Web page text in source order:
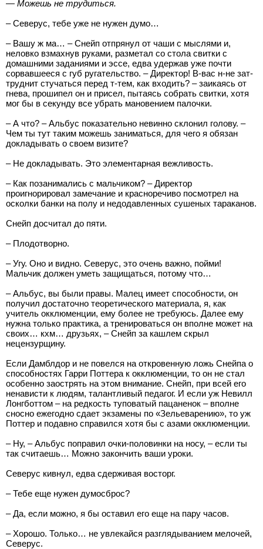
— Можешь не трудиться.
– Северус, тебе уже не нужен думо…
– Вашу ж ма… – Снейп отпрянул от чаши с мыслями и,
неловко взмахнув руками, разметал со стола свитки с
домашними заданиями и эссе, едва удержав уже почти
сорвавшееся с губ ругательство. – Директор! В-вас н-не зат-
труднит стучаться перед т-тем, как входить? – заикаясь от
гнева, прошипел он и присел, пытаясь собрать свитки, хотя
мог бы в секунду все убрать мановением палочки.
– А что? – Альбус показательно невинно склонил голову. –
Чем ты тут таким можешь заниматься, для чего я обязан
докладывать о своем визите?
– Не докладывать. Это элементарная вежливость.
– Как позанимались с мальчиком? – Директор
проигнорировал замечание и красноречиво посмотрел на
осколки банки на полу и недодавленных сушеных тараканов.
Снейп досчитал до пяти.
– Плодотворно.
– Угу. Оно и видно. Северус, это очень важно, пойми!
Мальчик должен уметь защищаться, потому что…
– Альбус, вы были правы. Малец имеет способности, он
получил достаточно теоретического материала, я, как
учитель окклюменции, ему более не требуюсь. Далее ему
нужна только практика, а тренироваться он вполне может на
своих… кхм… друзьях, – Снейп за кашлем скрыл
нецензурщину.
Если Дамблдор и не повелся на откровенную ложь Снейпа о
способностях Гарри Поттера к окклюменции, то он не стал
особенно заострять на этом внимание. Снейп, при всей его
ненависти к людям, талантливый педагог. И если уж Невилл
Лонгботтом – на редкость туповатый пацаненок – вполне
сносно ежегодно сдает экзамены по «Зельеварению», то уж
Поттер и подавно справился хотя бы с азами окклюменции.
– Ну, – Альбус поправил очки-половинки на носу, – если ты
так считаешь… Можно закончить ваши уроки.
Северус кивнул, едва сдерживая восторг.
– Тебе еще нужен думосброс?
– Да, если можно, я бы оставил его еще на пару часов.
– Хорошо. Только… не увлекайся разглядыванием мелочей,
Северус.